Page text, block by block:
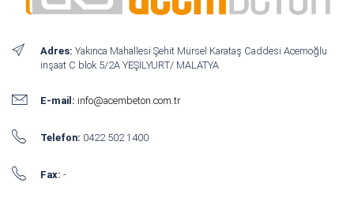
Adres: Yakınca Mahallesi Şehit Mürsel Karataş Caddesi Acemoğlu
inşaat C blok 5/2A YEŞİLYURT/ MALATYA
E-mail: info@acembeton.com.tr
Telefon: 0422 502 1400
Fax: -